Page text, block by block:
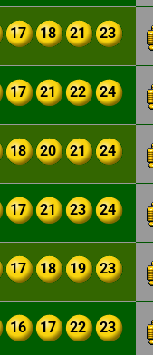
17 18 21 23
17 21 22 24
18 20 21 24
17 21 23 24
17 18 19 23
16 17 22 23